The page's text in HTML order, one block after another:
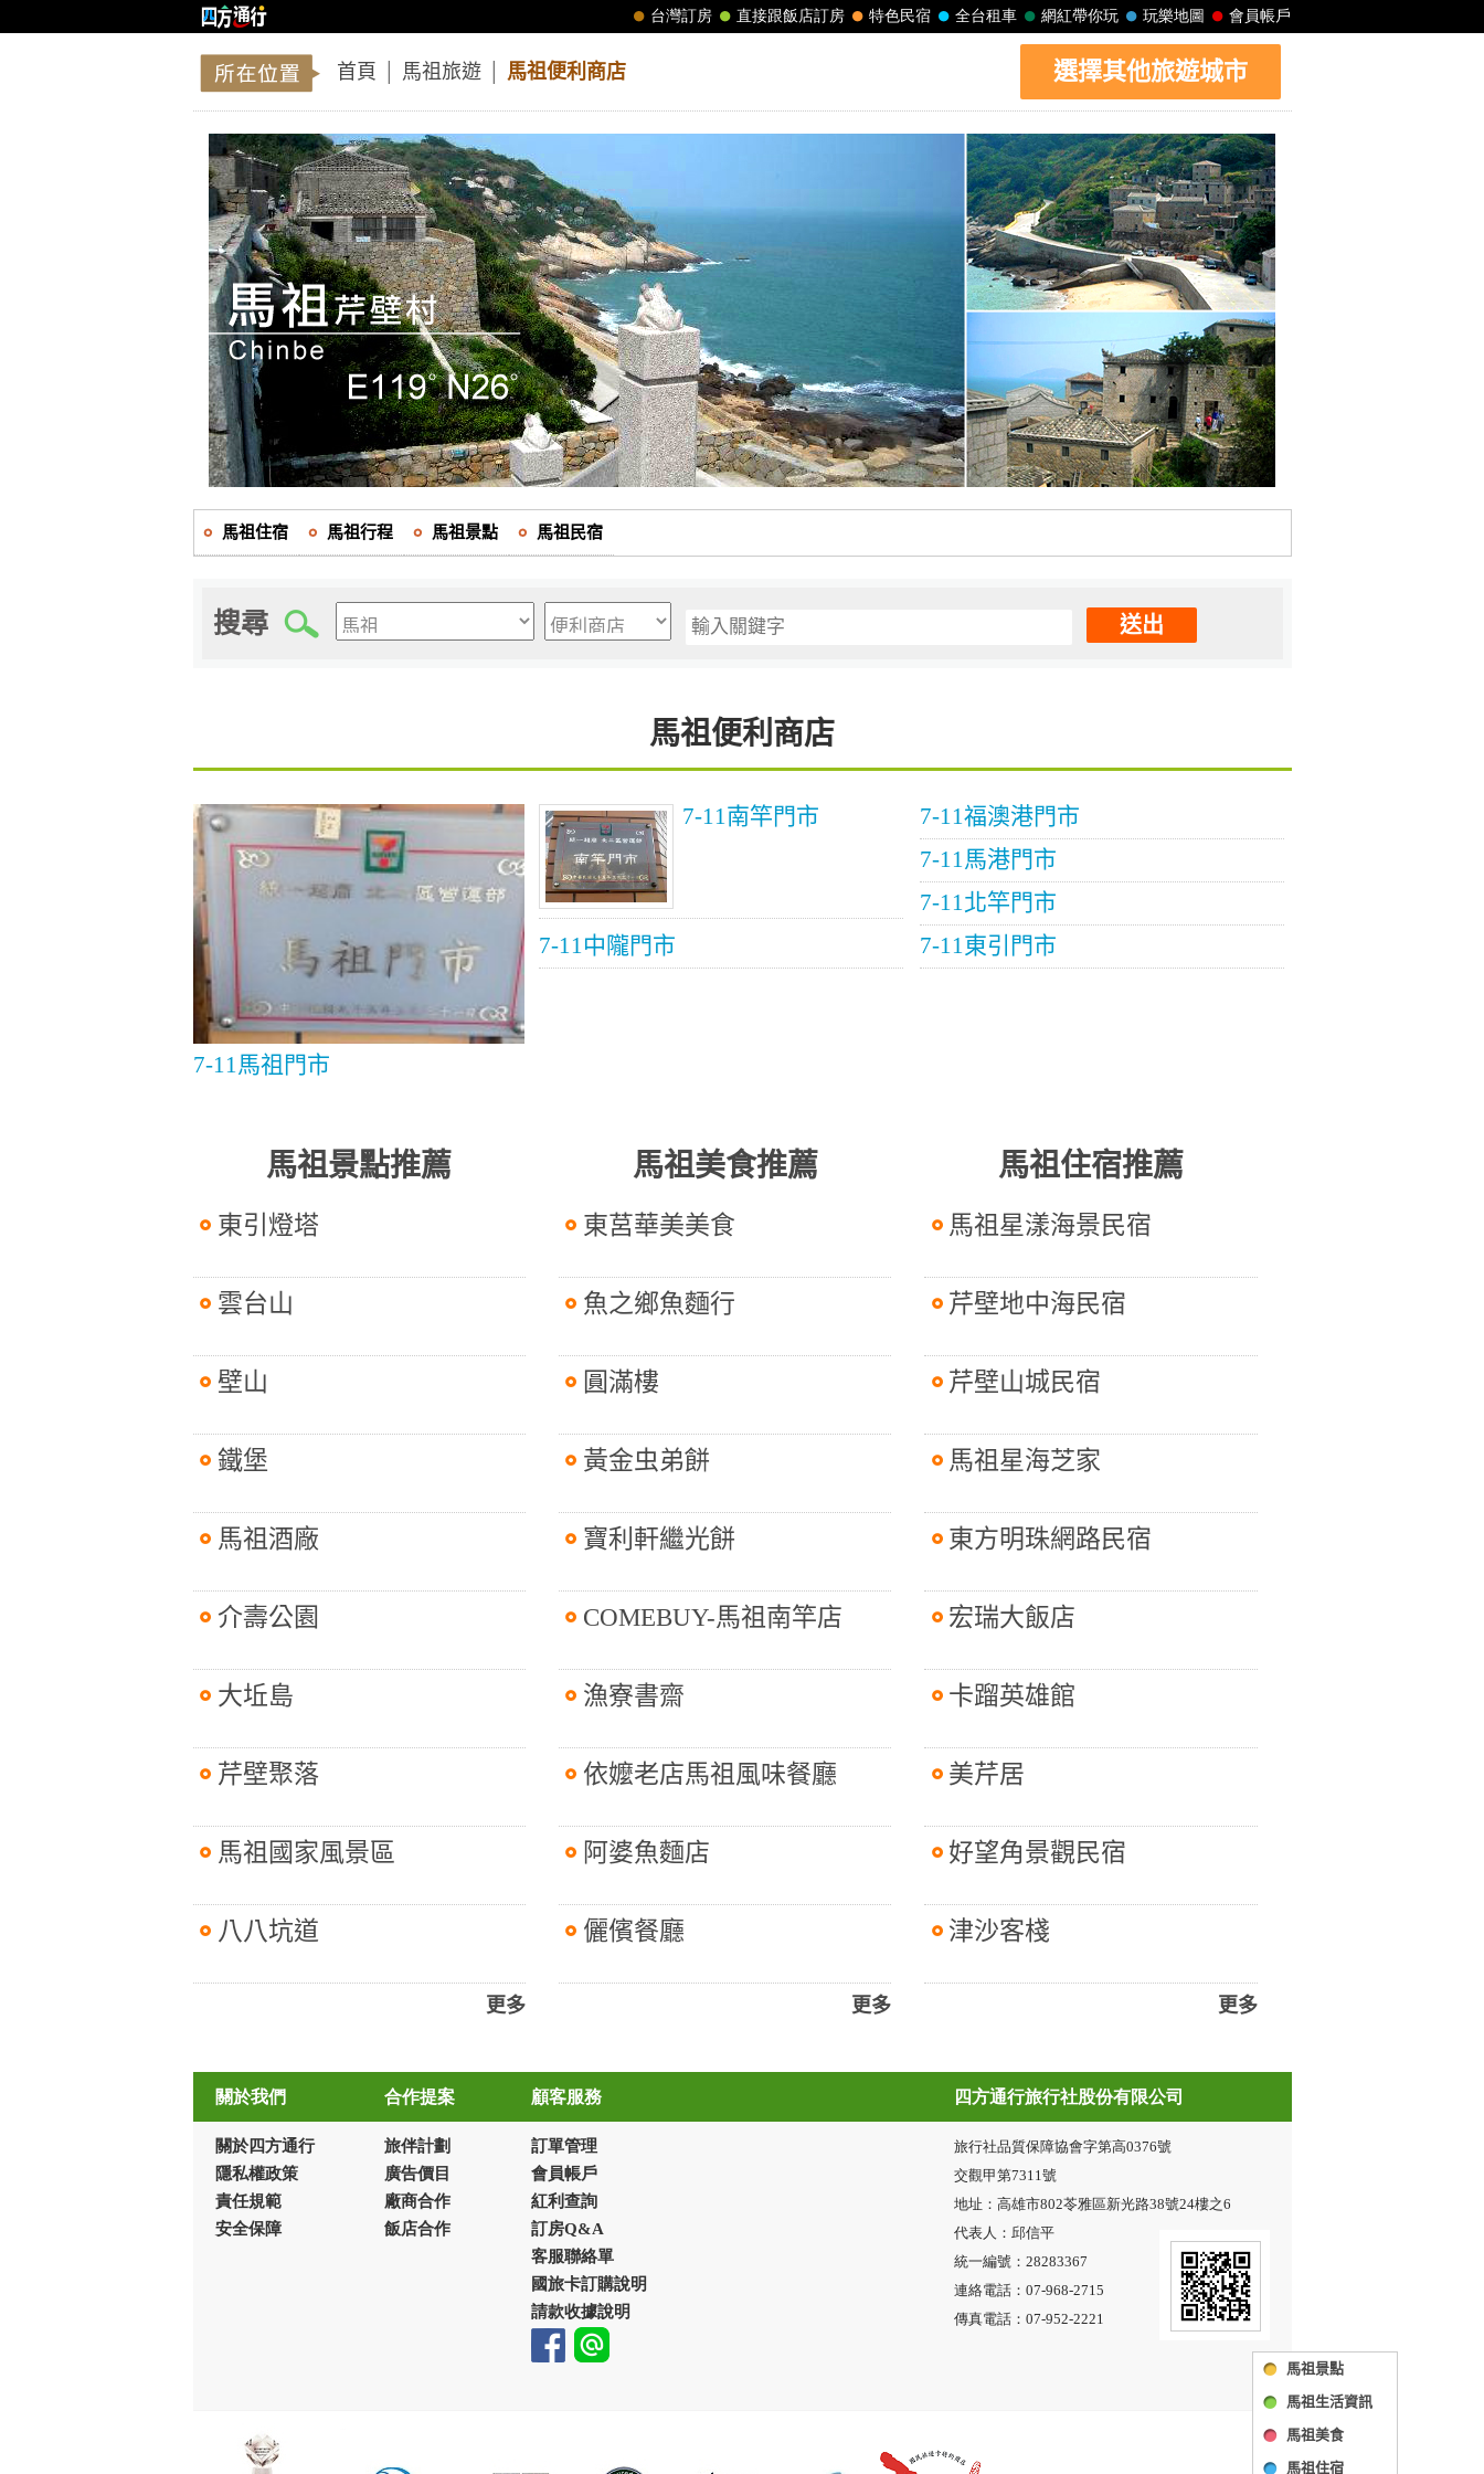
首頁 馬祖旅遊│ 馬祖便利商店 選擇其他旅遊城市
馬祖景點
馬祖生活資訊
馬祖美食
馬祖住宿
馬祖住宿 馬祖行程 馬祖景點 馬祖民宿
搜尋 送出
馬祖便利商店
7-11馬祖門市
7-11南竿門市
7-11福澳港門市
7-11馬港門市
7-11北竿門市
7-11中隴門市
7-11東引門市
馬祖景點推薦
東引燈塔
雲台山
壁山
鐵堡
馬祖酒廠
介壽公園
大坵島
芹壁聚落
馬祖國家風景區
八八坑道
更多
馬祖美食推薦
東莒華美美食
魚之鄉魚麵行
圓滿樓
黃金虫弟餅
寶利軒繼光餅
COMEBUY-馬祖南竿店
漁寮書齋
依嬤老店馬祖風味餐廳
阿婆魚麵店
儷儐餐廳
更多
馬祖住宿推薦
馬祖星漾海景民宿
芹壁地中海民宿
芹壁山城民宿
馬祖星海芝家
東方明珠網路民宿
宏瑞大飯店
卡蹓英雄館
美芹居
好望角景觀民宿
津沙客棧
更多